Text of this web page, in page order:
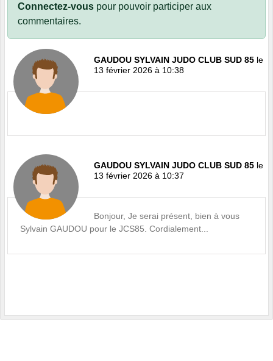
Connectez-vous pour pouvoir participer aux
commentaires.
GAUDOU SYLVAIN JUDO CLUB SUD 85 le
13 février 2026 à 10:38
GAUDOU SYLVAIN JUDO CLUB SUD 85 le
13 février 2026 à 10:37
Bonjour, Je serai présent, bien à vous
Sylvain GAUDOU pour le JCS85. Cordialement...